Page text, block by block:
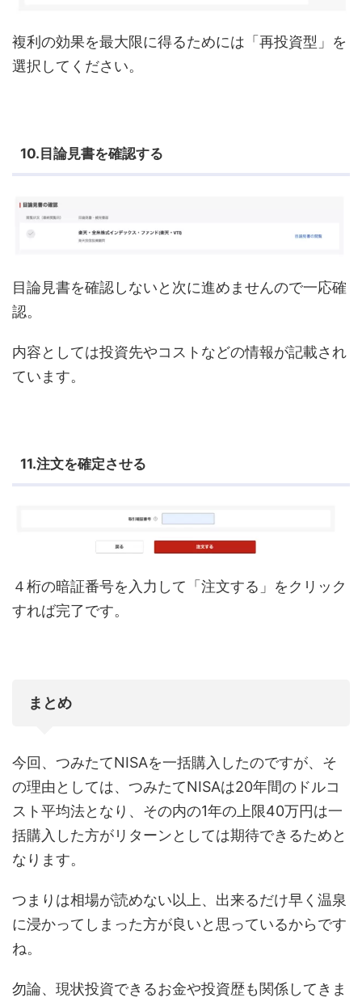
複利の効果を最大限に得るためには「再投資型」を
選択してください。
10.目論見書を確認する
目論見書を確認しないと次に進めませんので一応確
認。
内容としては投資先やコストなどの情報が記載され
ています。
11.注文を確定させる
４桁の暗証番号を入力して「注文する」をクリック
すれば完了です。
まとめ
今回、つみたてNISAを一括購入したのですが、そ
の理由としては、つみたてNISAは20年間のドルコ
スト平均法となり、その内の1年の上限40万円は一
括購入した方がリターンとしては期待できるためと
なります。
つまりは相場が読めない以上、出来るだけ早く温泉
に浸かってしまった方が良いと思っているからです
ね。
勿論、現状投資できるお金や投資歴も関係してきま